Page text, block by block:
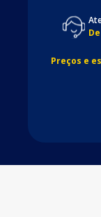
Preços e